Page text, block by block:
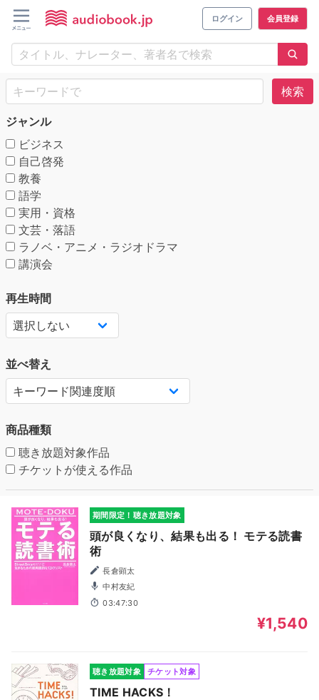
ログイン 会員登録
検索
ジャンル
ビジネス
自己啓発
教養
語学
実用・資格
文芸・落語
ラノベ・アニメ・ラジオドラマ
講演会
再生時間
並べ替え
商品種類
聴き放題対象作品
チケットが使える作品
期間限定！聴き放題対象
頭が良くなり、結果も出る！ モテる読書
術
長倉顕太
中村友紀
03:47:30
¥1,540
聴き放題対象 チケット対象
TIME HACKS！